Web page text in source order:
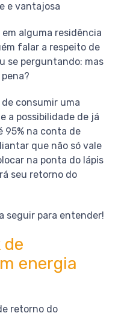
e vantajosa
alguma residência
falar a respeito de
se perguntando: mas
consumir uma
a possibilidade de já
95% na conta de
que não só vale
na ponta do lápis
seu retorno do
seguir para entender!
de
energia
retorno do